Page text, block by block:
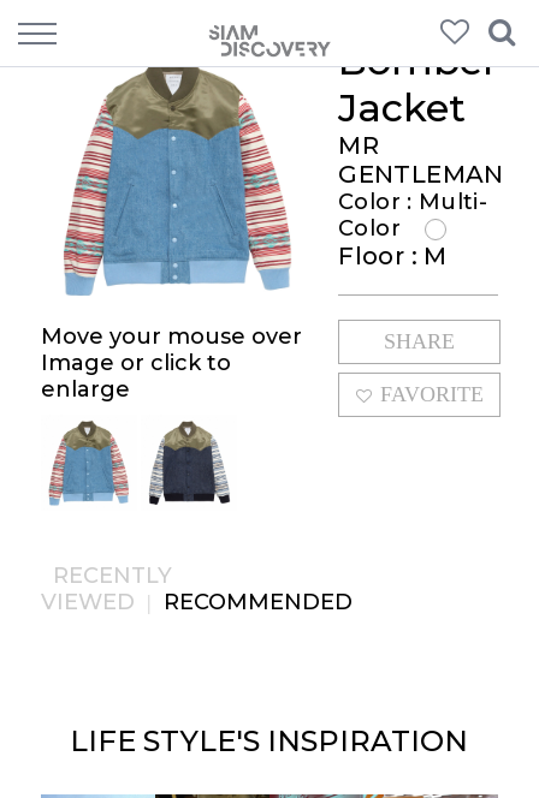
Move your mouse over
Image or click to
enlarge
Bomber
Jacket
MR
GENTLEMAN
Color : Multi-
Color
Floor : M
SHARE
FAVORITE
RECENTLY
VIEWED | RECOMMENDED
LIFE STYLE'S INSPIRATION